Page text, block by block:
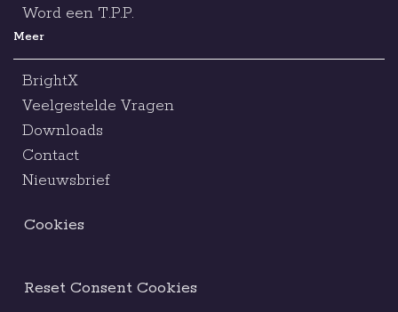
Word een T.P.P.
Meer
BrightX
Veelgestelde Vragen
Downloads
Contact
Nieuwsbrief
Cookies
Reset Consent Cookies